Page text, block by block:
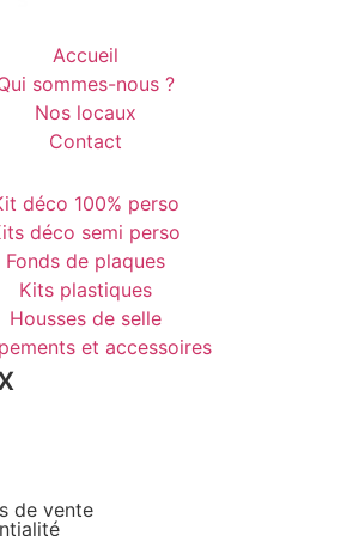
Accueil
sommes-nous ?
Nos locaux
Contact
déco 100% perso
déco semi perso
Fonds de plaques
Kits plastiques
Housses de selle
et accessoires
de vente